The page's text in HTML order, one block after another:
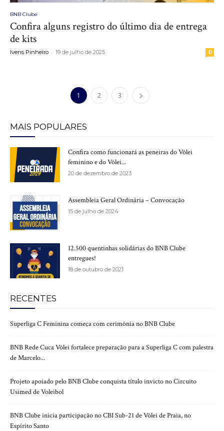
BNB Clube
Confira alguns registro do último dia de entrega
de kits
Ivens Pinheiro - 19 de julho de 2025 0
1 2 3
MAIS POPULARES
Confira como funcionará as peneiras do Vôlei
feminino e do Vôlei...
20 de dezembro de 2023
Assembleia Geral Ordinária – Convocação
15 de julho de 2024
12.500 quentinhas solidárias do BNB Clube
entregues!
18 de outubro de 2021
RECENTES
Superliga C Feminina começa com cerimônia no BNB Clube
BNB Rede Cuca Vôlei fortalece preparação para a Superliga C com palestra
de Marcelo...
Projeto apoiado pelo BNB Clube conquista título invicto no Circuito
Usimed de Voleibol
BNB Clube inicia participação no CBI Sub-21 de Vôlei de Praia, no
Espírito Santo